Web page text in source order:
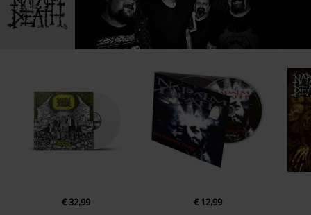
€ 32,99 € 12,99